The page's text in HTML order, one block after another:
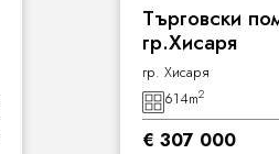
Търговски
гр.Хисаря
гр. Хисаря
614m2
€ 307 000